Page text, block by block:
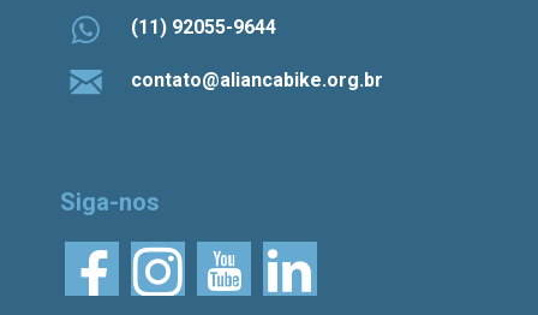
(11) 92055-9644
contato@aliancabike.org.br
Siga-nos